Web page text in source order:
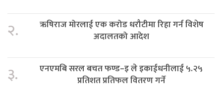
२.
ऋषिराज मोरलाई एक करोड धरौटीमा रिहा गर्न विशेष
अदालतको आदेश
३.
एनएमबि सरल बचत फण्ड–इ ले इकाईधनीलाई ५.२५
प्रतिशत प्रतिफल वितरण गर्ने